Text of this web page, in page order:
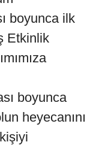
boyunca ilk
Etkinlik
boyunca
heyecanını